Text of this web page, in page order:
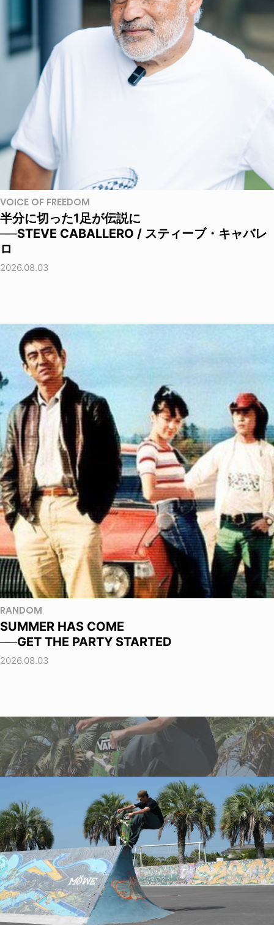
VOICE OF FREEDOM
半分に切った1足が伝説に
──STEVE CABALLERO / スティーブ・キャバレ
ロ
2026.08.03
RANDOM
SUMMER HAS COME
──GET THE PARTY STARTED
2026.08.03